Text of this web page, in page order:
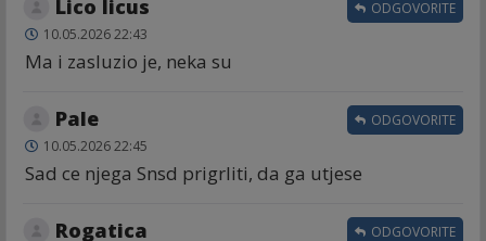
Lico licus
10.05.2026 22:43
Ma i zasluzio je, neka su
ODGOVORITE
Pale
10.05.2026 22:45
Sad ce njega Snsd prigrliti, da ga utjese
ODGOVORITE
Rogatica ODGOVORITE